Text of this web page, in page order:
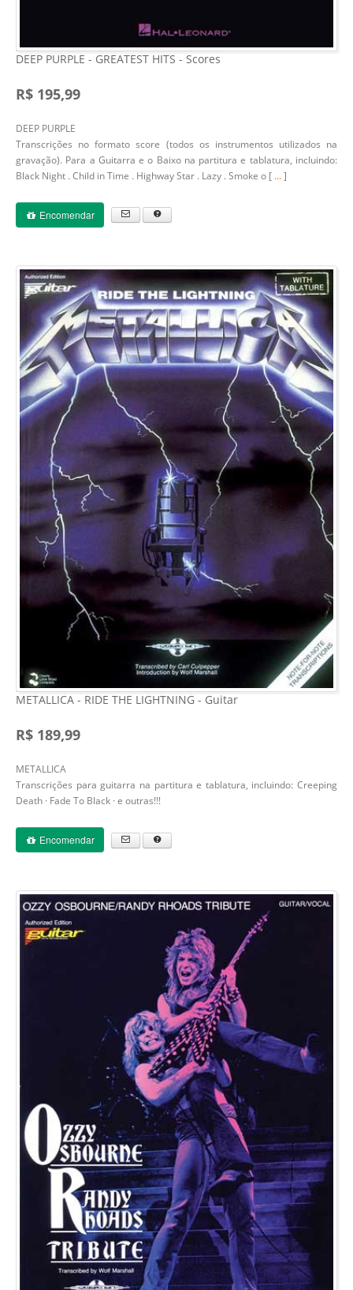
DEEP PURPLE - GREATEST HITS - Scores
R$ 195,99
DEEP PURPLE
Transcrições no formato score (todos os instrumentos utilizados na
gravação). Para a Guitarra e o Baixo na partitura e tablatura, incluindo:
Black Night . Child in Time . Highway Star . Lazy . Smoke o [ ...]
Encomendar
METALLICA - RIDE THE LIGHTNING - Guitar
R$ 189,99
METALLICA
Transcrições para guitarra na partitura e tablatura, incluindo: Creeping
Death · Fade To Black · e outras!!!
Encomendar